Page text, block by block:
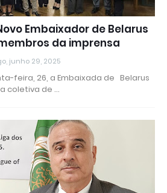
Novo Embaixador de Belarus
da imprensa
junho 29, 2025
feira, 26, a Embaixada de Belarus
coletiva de …